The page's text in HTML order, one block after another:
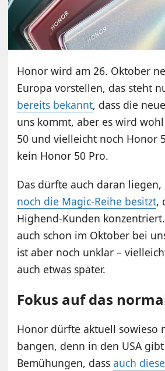
Honor wird am 26. Oktober
Europa vorstellen, das steht
bereits bekannt, dass die
uns kommt, aber es wird
50 und vielleicht noch Honor
kein Honor 50 Pro.
Das dürfte auch daran liegen,
noch die Magic-Reihe besitzt,
Highend-Kunden
auch schon im Oktober bei
ist aber noch unklar –
auch etwas später.
Fokus auf das
Honor dürfte aktuell sowieso
bangen, denn in den USA
Bemühungen, dassauch